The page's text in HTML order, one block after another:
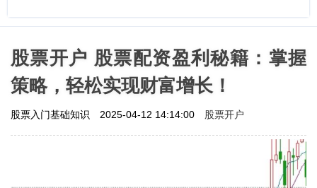
股票开户 股票配资盈利秘籍：掌握
策略，轻松实现财富增长！
股票入门基础知识 2025-04-12 14:14:00 股票开户